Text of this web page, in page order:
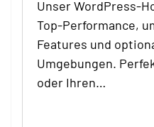
Unser WordPress-
Top-Performance,
Features und
Umgebungen.
oder Ihren…